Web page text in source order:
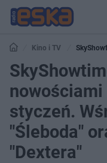
Kino i TV
styczeń. Wśród premier
styczeń.
"Śleboda"
"Dextera"